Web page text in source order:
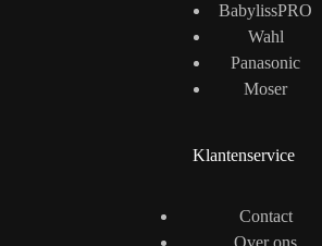
BabylissPRO
Wahl
Panasonic
Moser
Klantenservice
Contact
Over ons